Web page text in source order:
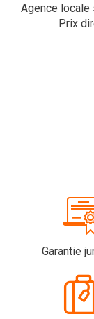
Agence locale
Prix
Garantie